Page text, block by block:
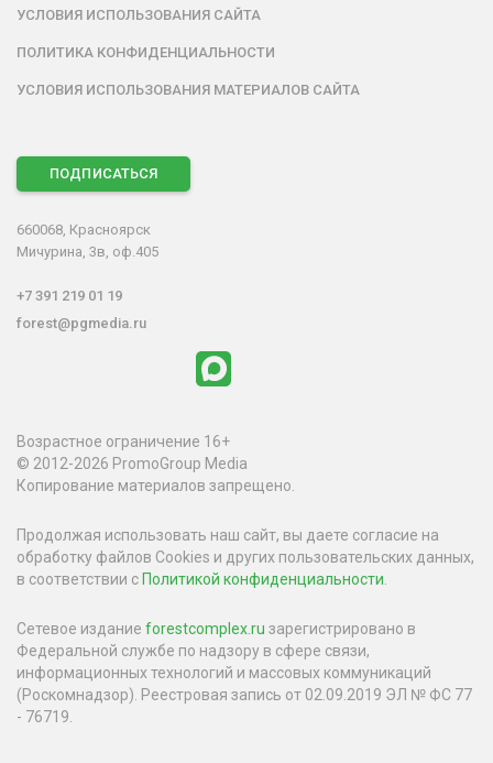
УСЛОВИЯ ИСПОЛЬЗОВАНИЯ САЙТА
ПОЛИТИКА КОНФИДЕНЦИАЛЬНОСТИ
УСЛОВИЯ ИСПОЛЬЗОВАНИЯ МАТЕРИАЛОВ САЙТА
ПОДПИСАТЬСЯ
660068, Красноярск
Мичурина, 3в, оф.405
+7 391 219 01 19
forest@pgmedia.ru
Возрастное ограничение 16+
© 2012-2026 PromoGroup Media
Копирование материалов запрещено.
Продолжая использовать наш сайт, вы даете согласие на
обработку файлов Cookies и других пользовательских данных,
в соответствии с Политикой конфиденциальности.
Сетевое издание forestcomplex.ru зарегистрировано в
Федеральной службе по надзору в сфере связи,
информационных технологий и массовых коммуникаций
(Роскомнадзор). Реестровая запись от 02.09.2019 ЭЛ № ФС 77
- 76719.